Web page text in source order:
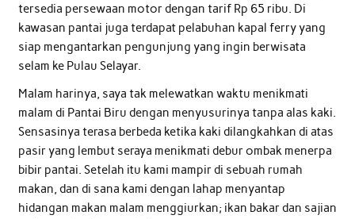
tersedia persewaan motor dengan tarif Rp 65 ribu. Di
kawasan pantai juga terdapat pelabuhan kapal ferry yang
siap mengantarkan pengunjung yang ingin berwisata
selam ke Pulau Selayar.
Malam harinya, saya tak melewatkan waktu menikmati
malam di Pantai Biru dengan menyusurinya tanpa alas kaki.
Sensasinya terasa berbeda ketika kaki dilangkahkan di atas
pasir yang lembut seraya menikmati debur ombak menerpa
bibir pantai. Setelah itu kami mampir di sebuah rumah
makan, dan di sana kami dengan lahap menyantap
hidangan makan malam menggiurkan; ikan bakar dan sajian